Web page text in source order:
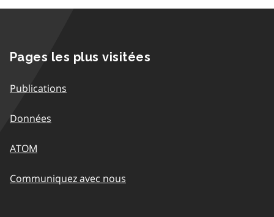
Pages les plus visitées
Publications
Données
ATOM
Communiquez avec nous